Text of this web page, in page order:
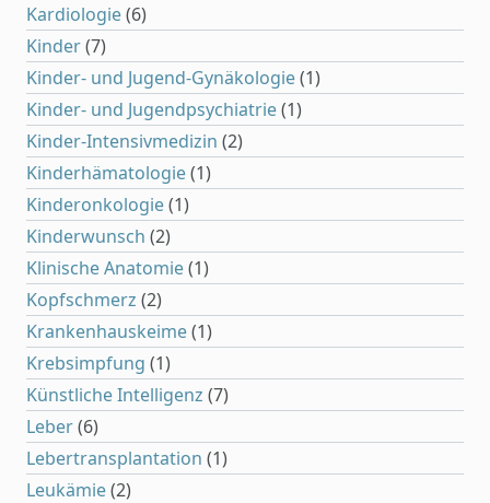
Kardiologie(6)
Kinder(7)
Kinder- und Jugend-Gynäkologie(1)
Kinder- und Jugendpsychiatrie(1)
Kinder-Intensivmedizin (2)
Kinderhämatologie(1)
Kinderonkologie(1)
Kinderwunsch (2)
Klinische Anatomie(1)
Kopfschmerz (2)
Krankenhauskeime(1)
Krebsimpfung (1)
Künstliche Intelligenz (7)
Leber(6)
Lebertransplantation (1)
Leukämie(2)